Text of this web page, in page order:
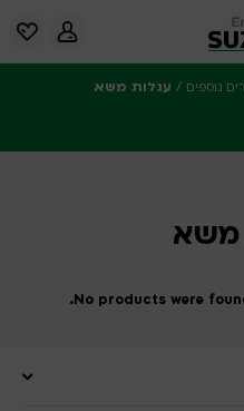
נוספים / עגלות משא
משא
No products were